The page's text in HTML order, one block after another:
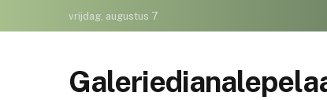
vrijdag, augustus 7